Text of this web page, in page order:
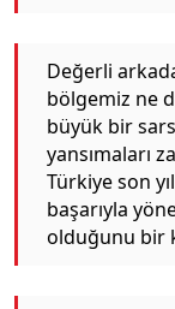
Değerli
bölgemiz ne
büyük bir
yansımaları
Türkiye son
başarıyla
olduğunu bir